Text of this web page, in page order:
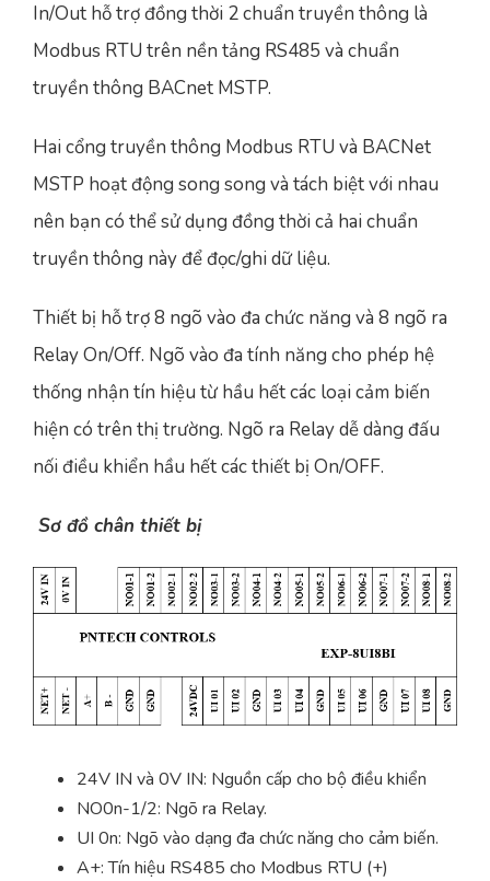
In/Out hỗ trợ đồng thời 2 chuẩn truyền thông là
Modbus RTU trên nền tảng RS485 và chuẩn
truyền thông BACnet MSTP.
Hai cổng truyền thông Modbus RTU và BACNet
MSTP hoạt động song song và tách biệt với nhau
nên bạn có thể sử dụng đồng thời cả hai chuẩn
truyền thông này để đọc/ghi dữ liệu.
Thiết bị hỗ trợ 8 ngõ vào đa chức năng và 8 ngõ ra
Relay On/Off. Ngõ vào đa tính năng cho phép hệ
thống nhận tín hiệu từ hầu hết các loại cảm biến
hiện có trên thị trường. Ngõ ra Relay dễ dàng đấu
nối điều khiển hầu hết các thiết bị On/OFF.
Sơ đồ chân thiết bị
24V IN và 0V IN: Nguồn cấp cho bộ điều khiển
NO0n-1/2: Ngõ ra Relay.
UI 0n: Ngõ vào dạng đa chức năng cho cảm biến.
A+: Tín hiệu RS485 cho Modbus RTU (+)